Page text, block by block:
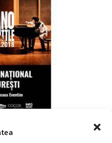
și juca ping-pong în